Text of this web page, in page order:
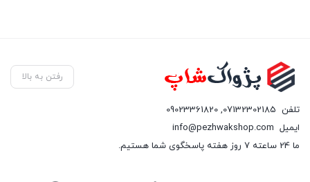
رفتن به بالا
تلفن 07132302185
,
09023361820
ایمیل info@pezhwakshop.com
ما 24 ساعته 7 روز هفته پاسخگوی شما هستیم.